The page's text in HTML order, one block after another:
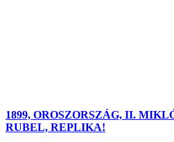
1899, OROSZORSZÁG, II.
RUBEL, REPLIKA!